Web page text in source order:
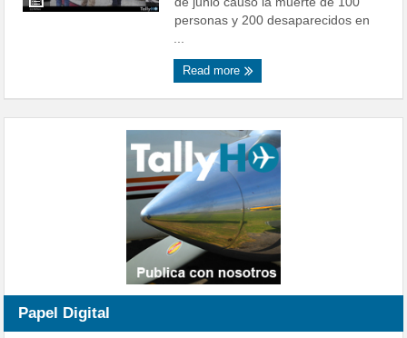
personas y 200 desaparecidos en
...
Read more
Papel Digital